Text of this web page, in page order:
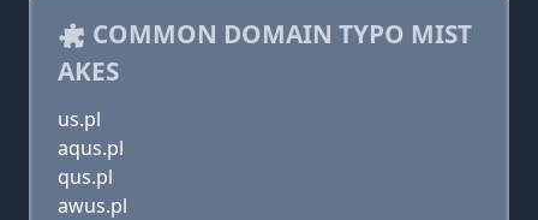
COMMON DOMAIN TYPO MIST
AKES
us.pl
aqus.pl
qus.pl
awus.pl